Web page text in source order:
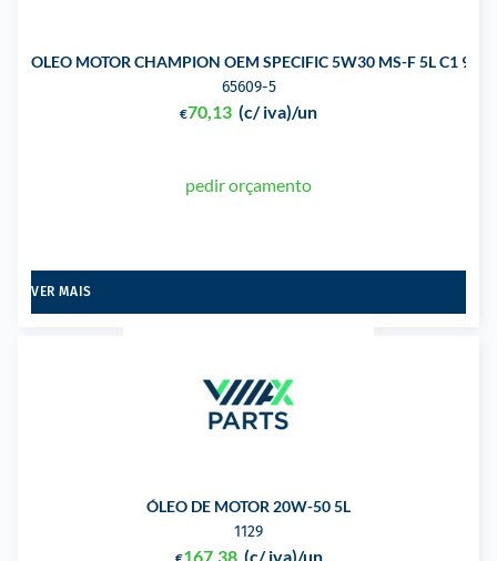
OLEO MOTOR CHAMPION OEM SPECIFIC 5W30 MS-F 5L C1 913-
65609-5
€70,13 (c/ iva)/un
pedir orçamento
VER MAIS
ÓLEO DE MOTOR 20W-50 5L
1129
167,38 (c/ iva)/un